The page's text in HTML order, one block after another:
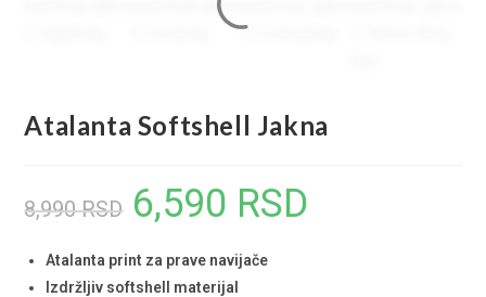
Atalanta Softshell Jakna
8,990RSD
Originalna
je
6,590 RSD
Atalanta print za prave navijače
Izdržljiv softshell materijal